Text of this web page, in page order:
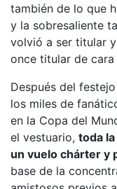
también de lo que
y la sobresaliente
volvió a ser titular
once titular de cara
Después del
los miles de
en la Copa del
el vestuario, toda
un vuelo chárter y
base de la